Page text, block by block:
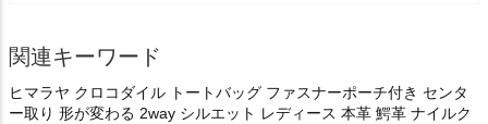
関連キーワード
ヒマラヤ クロコダイル トートバッグ ファスナーポーチ付き センタ
ー取り 形が変わる 2way シルエット レディース 本革 鰐革 ナイルク